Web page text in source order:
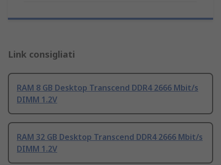
Link consigliati
RAM 8 GB Desktop Transcend DDR4 2666 Mbit/s
DIMM 1.2V
RAM 32 GB Desktop Transcend DDR4 2666 Mbit/s
DIMM 1.2V